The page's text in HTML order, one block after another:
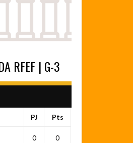
RFEF | G-3
PJ Pts
0 0